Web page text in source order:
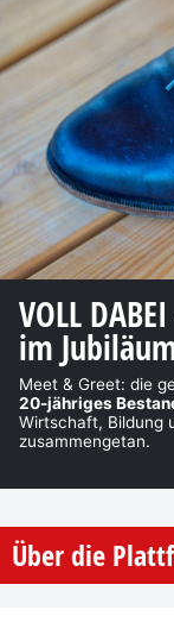
VOLL
im
Meet & Greet: die
20-jähriges
Wirtschaft, Bildung
zusammengetan.
Über die